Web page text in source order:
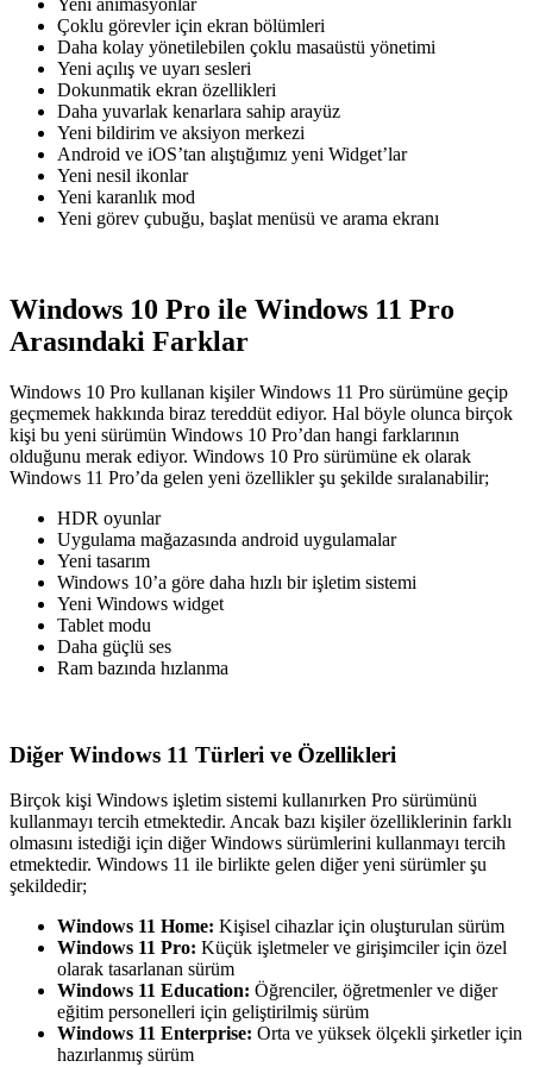
Yeni animasyonlar
Çoklu görevler için ekran bölümleri
Daha kolay yönetilebilen çoklu masaüstü yönetimi
Yeni açılış ve uyarı sesleri
Dokunmatik ekran özellikleri
Daha yuvarlak kenarlara sahip arayüz
Yeni bildirim ve aksiyon merkezi
Android ve iOS’tan alıştığımız yeni Widget’lar
Yeni nesil ikonlar
Yeni karanlık mod
Yeni görev çubuğu, başlat menüsü ve arama ekranı
Windows 10 Pro ile Windows 11 Pro
Arasındaki Farklar
Windows 10 Pro kullanan kişiler Windows 11 Pro sürümüne geçip
geçmemek hakkında biraz tereddüt ediyor. Hal böyle olunca birçok
kişi bu yeni sürümün Windows 10 Pro’dan hangi farklarının
olduğunu merak ediyor. Windows 10 Pro sürümüne ek olarak
Windows 11 Pro’da gelen yeni özellikler şu şekilde sıralanabilir;
HDR oyunlar
Uygulama mağazasında android uygulamalar
Yeni tasarım
Windows 10’a göre daha hızlı bir işletim sistemi
Yeni Windows widget
Tablet modu
Daha güçlü ses
Ram bazında hızlanma
Diğer Windows 11 Türleri ve Özellikleri
Birçok kişi Windows işletim sistemi kullanırken Pro sürümünü
kullanmayı tercih etmektedir. Ancak bazı kişiler özelliklerinin farklı
olmasını istediği için diğer Windows sürümlerini kullanmayı tercih
etmektedir. Windows 11 ile birlikte gelen diğer yeni sürümler şu
şekildedir;
Windows 11 Home: Kişisel cihazlar için oluşturulan sürüm
Windows 11 Pro: Küçük işletmeler ve girişimciler için özel
olarak tasarlanan sürüm
Windows 11 Education: Öğrenciler, öğretmenler ve diğer
eğitim personelleri için geliştirilmiş sürüm
Windows 11 Enterprise: Orta ve yüksek ölçekli şirketler için
hazırlanmış sürüm